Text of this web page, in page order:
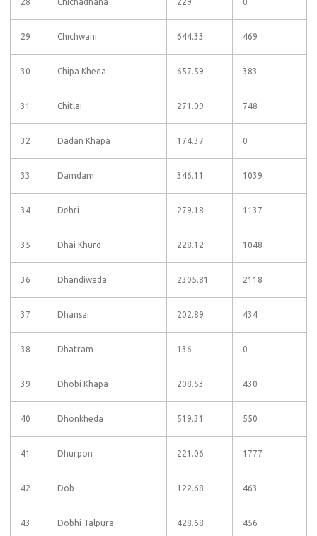
29 Chichwani 644.33 469
30 Chipa Kheda 657.59 383
31 Chitlai 271.09 748
32 Dadan Khapa 174.37 0
33 Damdam 346.11 1039
34 Dehri 279.18 1137
35 Dhai Khurd 228.12 1048
36 Dhandiwada 2305.81 2118
37 Dhansai 202.89 434
38 Dhatram 136 0
39 Dhobi Khapa 208.53 430
40 Dhonkheda 519.31 550
41 Dhurpon 221.06 1777
42 Dob 122.68 463
43 Dobhi Talpura 428.68 456